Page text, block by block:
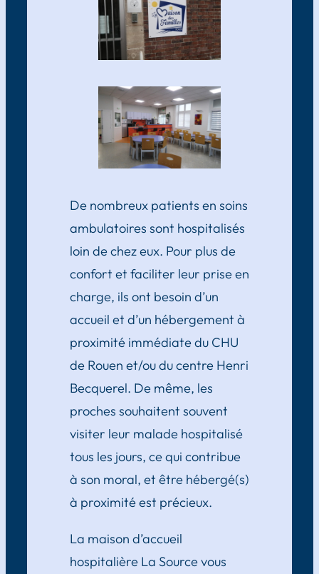
De nombreux patients en soins
ambulatoires sont hospitalisés
loin de chez eux. Pour plus de
confort et faciliter leur prise en
charge, ils ont besoin d’un
accueil et d’un hébergement à
proximité immédiate du CHU
de Rouen et/ou du centre Henri
Becquerel. De même, les
proches souhaitent souvent
visiter leur malade hospitalisé
tous les jours, ce qui contribue
à son moral, et être hébergé(s)
à proximité est précieux.
La maison d’accueil
hospitalière La Source vous